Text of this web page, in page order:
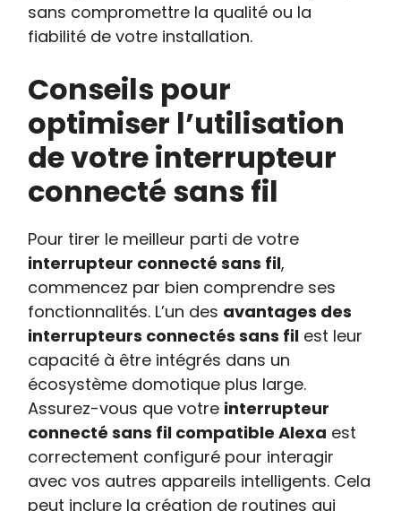
sans compromettre la qualité ou la
fiabilité de votre installation.
Conseils pour
optimiser l’utilisation
de votre interrupteur
connecté sans fil
Pour tirer le meilleur parti de votre
interrupteur connecté sans fil,
commencez par bien comprendre ses
fonctionnalités. L’un des avantages des
interrupteurs connectés sans fil est leur
capacité à être intégrés dans un
écosystème domotique plus large.
Assurez-vous que votre interrupteur
connecté sans fil compatible Alexa est
correctement configuré pour interagir
avec vos autres appareils intelligents. Cela
peut inclure la création de routines qui